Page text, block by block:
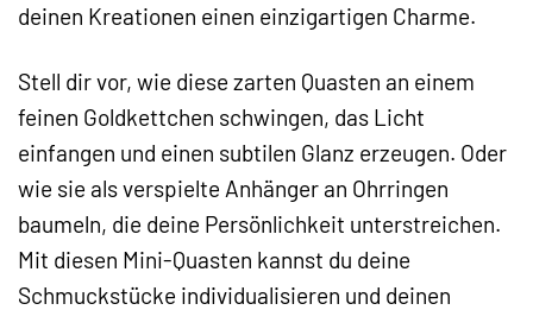
deinen Kreationen einen einzigartigen Charme.
Stell dir vor, wie diese zarten Quasten an einem
feinen Goldkettchen schwingen, das Licht
einfangen und einen subtilen Glanz erzeugen. Oder
wie sie als verspielte Anhänger an Ohrringen
baumeln, die deine Persönlichkeit unterstreichen.
Mit diesen Mini-Quasten kannst du deine
Schmuckstücke individualisieren und deinen